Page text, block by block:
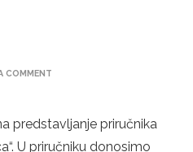
COMMENTON
PREDSTAVLJANJE
PRIRUČNIKA
predstavljanje priručnika
U priručniku donosimo